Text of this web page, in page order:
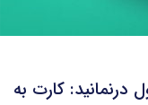
درنمانید: کارت به